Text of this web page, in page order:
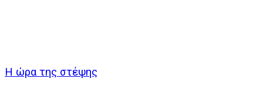
Η ώρα της στέψης